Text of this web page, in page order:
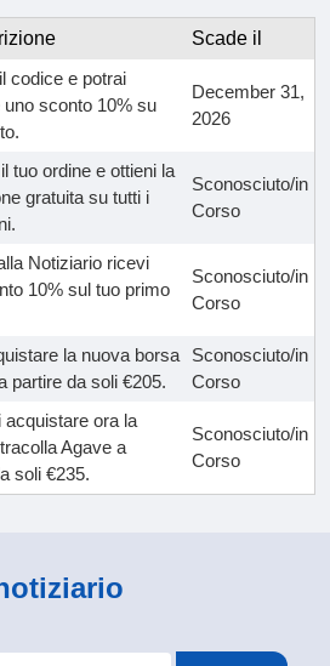
Scade il
codice e potrai
uno sconto 10% su
December 31,
2026
tuo ordine e ottieni la
gratuita su tutti i
Sconosciuto/in
Corso
Notiziario ricevi
10% sul tuo primo
Sconosciuto/in
Corso
la nuova borsa
partire da soli €205.
Sconosciuto/in
Corso
acquistare ora la
Agave a
soli €235.
Sconosciuto/in
Corso